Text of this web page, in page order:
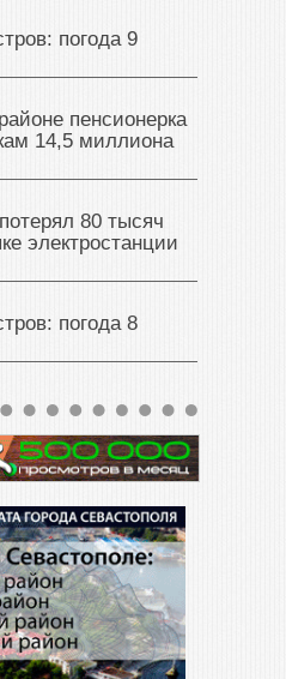
погода 9
пенсионерка
14,5 миллиона
80 тысяч
электростанции
погода 8